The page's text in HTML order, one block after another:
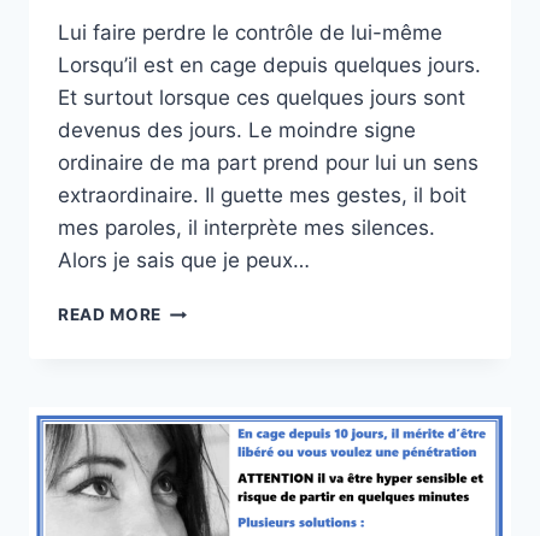
Lui faire perdre le contrôle de lui-même
Lorsqu’il est en cage depuis quelques jours.
Et surtout lorsque ces quelques jours sont
devenus des jours. Le moindre signe
ordinaire de ma part prend pour lui un sens
extraordinaire. Il guette mes gestes, il boit
mes paroles, il interprète mes silences.
Alors je sais que je peux…
READ MORE COMME
LE
SERPENT